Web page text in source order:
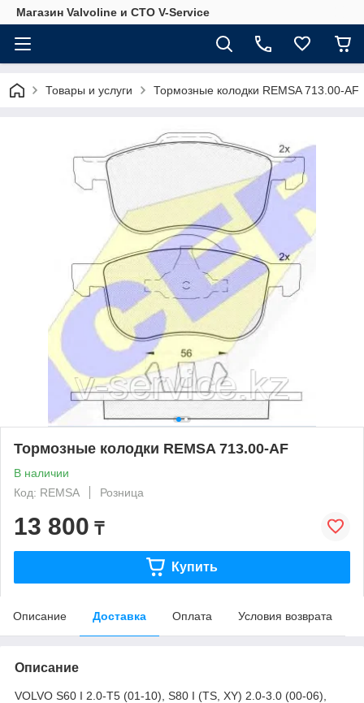
Магазин Valvoline и СТО V-Service
Товары и услуги Тормозные колодки REMSA 713.00-AF
Тормозные колодки REMSA 713.00-AF
В наличии
Код: REMSA
Розница
13 800 ₸
Купить
Описание Доставка Оплата Условия возврата
Описание
VOLVO S60 I 2.0-T5 (01-10), S80 I (TS, XY) 2.0-3.0 (00-06),